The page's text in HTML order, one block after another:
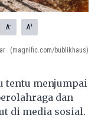
A- A+
(magnific.com/bublikhaus)
tentu menjumpai
dan
di media sosial.